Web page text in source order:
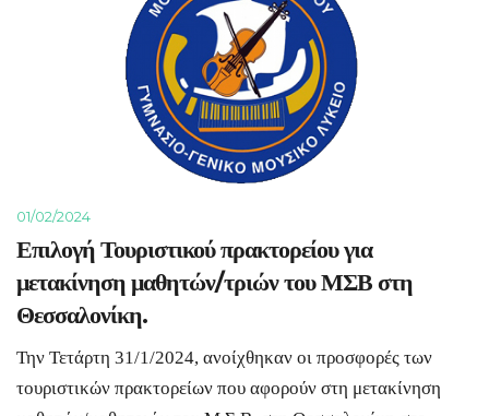
01/02/2024
Επιλογή Τουριστικού πρακτορείου για
μετακίνηση μαθητών/τριών του ΜΣΒ στη
Θεσσαλονίκη.
Την Τετάρτη 31/1/2024, ανοίχθηκαν οι προσφορές των
τουριστικών πρακτορείων που αφορούν στη μετακίνηση